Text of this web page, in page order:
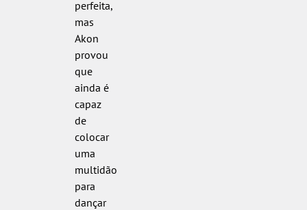
perfeita,
mas
Akon
provou
que
ainda é
capaz
de
colocar
uma
multidão
para
dançar